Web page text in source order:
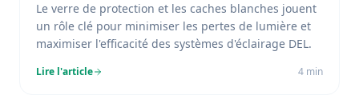
Le verre de protection et les caches blanches jouent
un rôle clé pour minimiser les pertes de lumière et
maximiser l'efficacité des systèmes d'éclairage DEL.
Lire l'article 4 min